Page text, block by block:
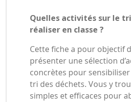
Quelles activités sur le
réaliser en classe ?
Cette fiche a pour objectif
présenter une sélection
concrètes pour sensibiliser
tri des déchets. Vous y
simples et efficaces pour